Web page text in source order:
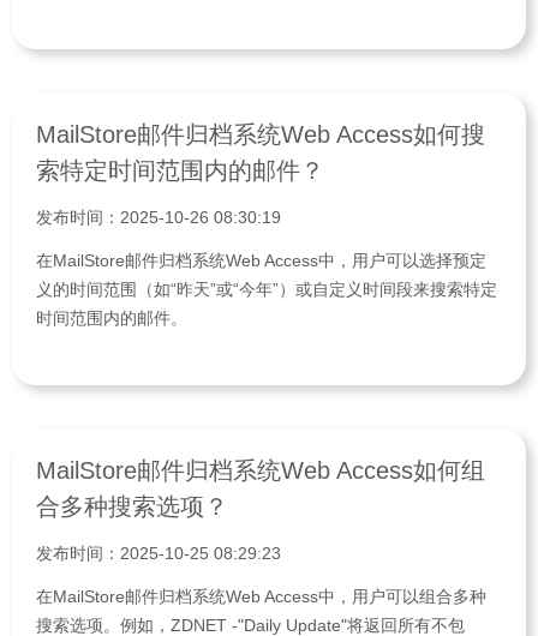
MailStore邮件归档系统Web Access如何搜
索特定时间范围内的邮件？
发布时间：2025-10-26 08:30:19
在MailStore邮件归档系统Web Access中，用户可以选择预定
义的时间范围（如“昨天”或“今年”）或自定义时间段来搜索特定
时间范围内的邮件。
MailStore邮件归档系统Web Access如何组
合多种搜索选项？
发布时间：2025-10-25 08:29:23
在MailStore邮件归档系统Web Access中，用户可以组合多种
搜索选项。例如，ZDNET -"Daily Update"将返回所有不包